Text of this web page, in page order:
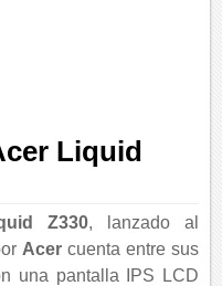
Liquid
Z330, lanzado al
Acercuenta entre sus
una pantalla IPS LCD